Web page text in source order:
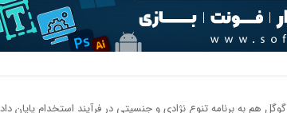
گوگل هم به برنامه تنوع نژادی و جنسیتی در فرآیند استخدام پایان داد